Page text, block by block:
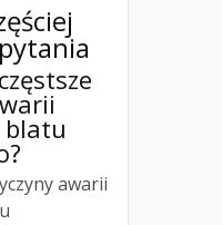
blatu
awarii